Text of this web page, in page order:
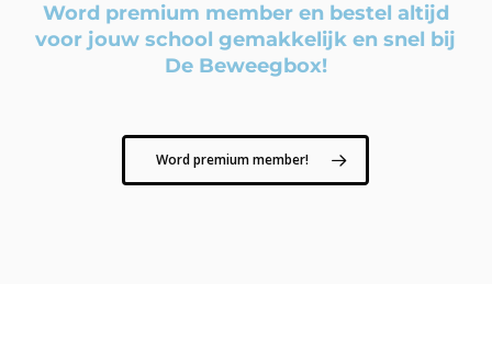
Word premium member en bestel altijd
voor jouw school gemakkelijk en snel bij
De Beweegbox!
Word premium member!